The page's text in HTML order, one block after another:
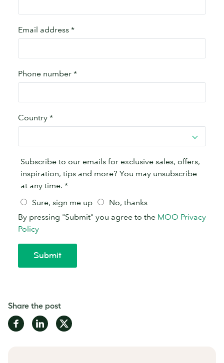
Share the post
Share
on
Share
on
Share
on